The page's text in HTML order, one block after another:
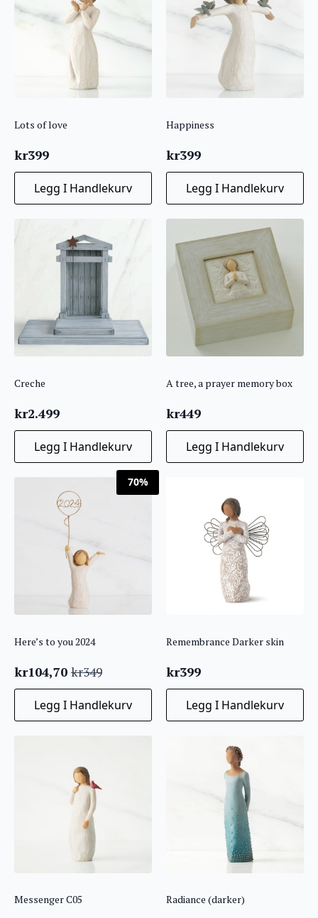
Lots of love
kr399
Legg I Handlekurv
Happiness
kr399
Legg I Handlekurv
Creche
kr2.499
Legg I Handlekurv
A tree, a prayer memory box
kr449
Legg I Handlekurv
70%
Here’s to you 2024
kr349
Opprinnelig
pris
var:
kr349.
kr104,70
Nåværende
pris
kr104,70.
Legg I Handlekurv
Remembrance Darker skin
kr399
Legg I Handlekurv
Messenger C05 Radiance (darker)